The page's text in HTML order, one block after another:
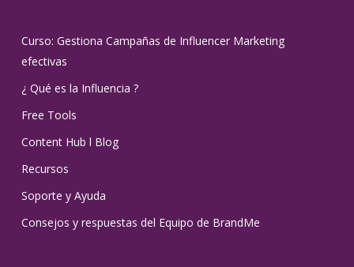
Curso: Gestiona Campañas de Influencer Marketing
efectivas
¿ Qué es la Influencia ?
Free Tools
Content Hub l Blog
Recursos
Soporte y Ayuda
Consejos y respuestas del Equipo de BrandMe